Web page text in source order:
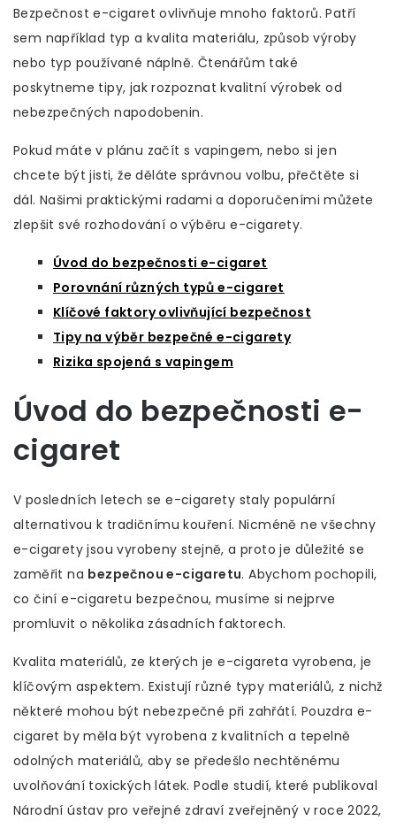
Bezpečnost e-cigaret ovlivňuje mnoho faktorů. Patří
sem například typ a kvalita materiálu, způsob výroby
nebo typ používané náplně. Čtenářům také
poskytneme tipy, jak rozpoznat kvalitní výrobek od
nebezpečných napodobenin.
Pokud máte v plánu začít s vapingem, nebo si jen
chcete být jisti, že děláte správnou volbu, přečtěte si
dál. Našimi praktickými radami a doporučeními můžete
zlepšit své rozhodování o výběru e-cigarety.
Úvod do bezpečnosti e-cigaret
Porovnání různých typů e-cigaret
Klíčové faktory ovlivňující bezpečnost
Tipy na výběr bezpečné e-cigarety
Rizika spojená s vapingem
Úvod do bezpečnosti e-
cigaret
V posledních letech se e-cigarety staly populární
alternativou k tradičnímu kouření. Nicméně ne všechny
e-cigarety jsou vyrobeny stejně, a proto je důležité se
zaměřit na bezpečnou e-cigaretu. Abychom pochopili,
co činí e-cigaretu bezpečnou, musíme si nejprve
promluvit o několika zásadních faktorech.
Kvalita materiálů, ze kterých je e-cigareta vyrobena, je
klíčovým aspektem. Existují různé typy materiálů, z nichž
některé mohou být nebezpečné při zahřátí. Pouzdra e-
cigaret by měla být vyrobena z kvalitních a tepelně
odolných materiálů, aby se předešlo nechtěnému
uvolňování toxických látek. Podle studií, které publikoval
Národní ústav pro veřejné zdraví zveřejněný v roce 2022,